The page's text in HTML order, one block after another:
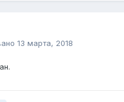
13 марта, 2018